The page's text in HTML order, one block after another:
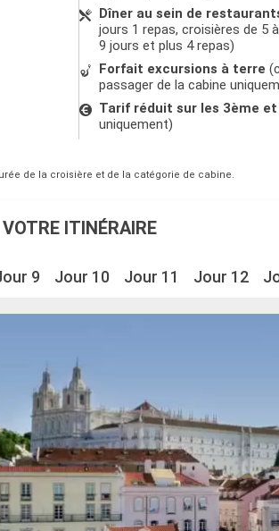
Dîner au sein de
jours 1 repas, croisières de 5
9 jours et plus 4 repas)
Forfait excursions à terre
passager de la cabine
Tarif réduit sur les 3ème
uniquement)
de la croisière et de la catégorie de cabine.
VOTRE ITINÉRAIRE
9 Jour 10 Jour 11 Jour 12